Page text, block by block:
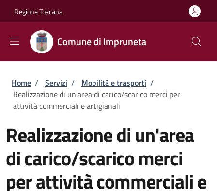
Regione Toscana
Comune di Impruneta
Briciole di pane
Home / Servizi / Mobilità e trasporti /
Realizzazione di un'area di carico/scarico merci per
attività commerciali e artigianali
Realizzazione di un'area
di carico/scarico merci
per attività commerciali e